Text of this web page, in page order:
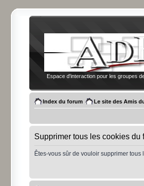
Espace d'interaction pour les groupes
Index du forum Le site des Amis
Supprimer tous les cookies du
Êtes-vous sûr de vouloir supprimer